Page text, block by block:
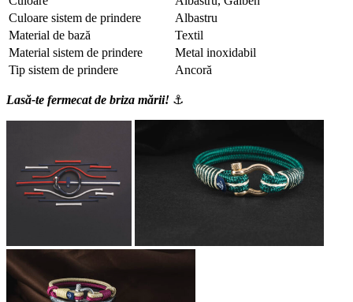
Culoare sistem de prindere
Albastru
Material de bază
Textil
Material sistem de prindere
Metal inoxidabil
Tip sistem de prindere
Ancoră
Lasă-te fermecat de briza mării! ⚓